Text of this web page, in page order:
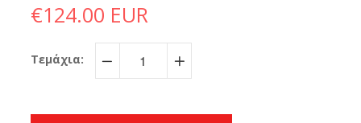
€124.00 EUR
Τεμάχια:
− +